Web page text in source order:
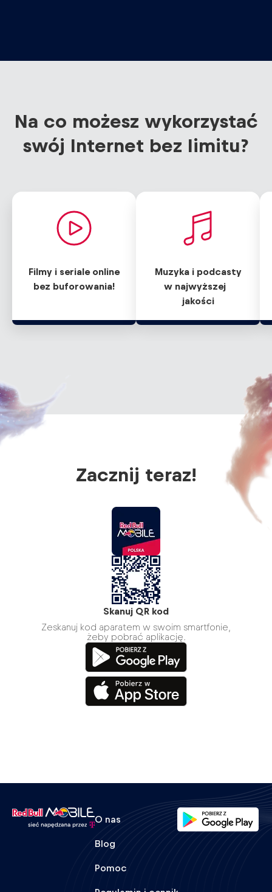
Na co możesz wykorzystać
swój Internet bez limitu?
Filmy i seriale online
bez buforowania!
Muzyka i podcasty
w najwyższej
jakości
Zacznij teraz!
Skanuj QR kod
Zeskanuj kod aparatem w swoim smartfonie,
żeby pobrać aplikację.
O nas
Blog
Pomoc